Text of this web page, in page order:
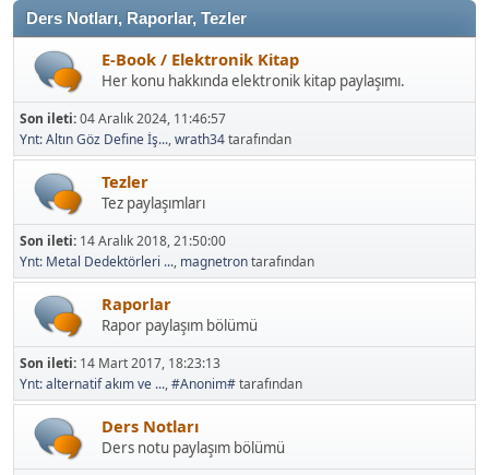
Ders Notları, Raporlar, Tezler
E-Book / Elektronik Kitap
Her konu hakkında elektronik kitap paylaşımı.
Son ileti:04 Aralık 2024, 11:46:57
Ynt: Altın Göz Define İş...,wrath34tarafından
Tezler
Tez paylaşımları
Son ileti: 14 Aralık 2018, 21:50:00
Ynt: Metal Dedektörleri ..., magnetrontarafından
Raporlar
Rapor paylaşım bölümü
Son ileti: 14 Mart 2017, 18:23:13
Ynt: alternatif akım ve ...,#Anonim#tarafından
Ders Notları
Ders notu paylaşım bölümü